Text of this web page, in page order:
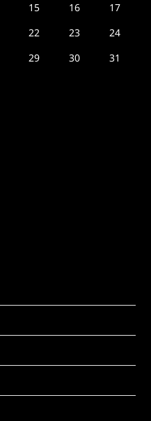
15 16
17
22 23
24
29 30
31